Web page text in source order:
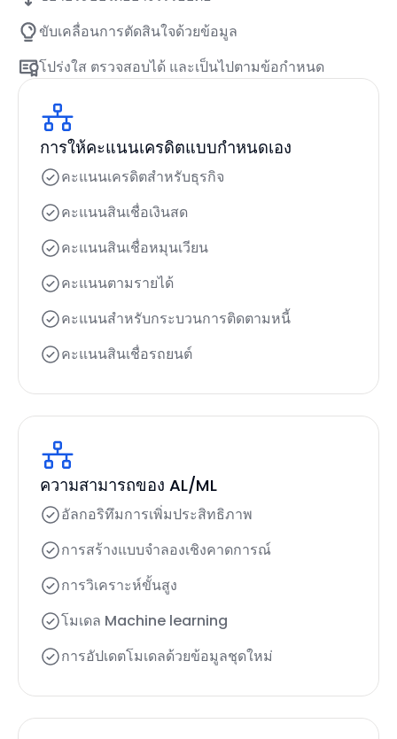
ขับเคลื่อนการตัดสินใจด้วยข้อมูล
โปร่งใส ตรวจสอบได้ และเป็นไปตามข้อกำหนด
การให้คะแนนเครดิตแบบกำหนดเอง
คะแนนเครดิตสำหรับธุรกิจ
คะแนนสินเชื่อเงินสด
คะแนนสินเชื่อหมุนเวียน
คะแนนตามรายได้
คะแนนสำหรับกระบวนการติดตามหนี้
คะแนนสินเชื่อรถยนต์
ความสามารถของ AL/ML
อัลกอริทึมการเพิ่มประสิทธิภาพ
การสร้างแบบจำลองเชิงคาดการณ์
การวิเคราะห์ขั้นสูง
โมเดล Machine learning
การอัปเดตโมเดลด้วยข้อมูลชุดใหม่